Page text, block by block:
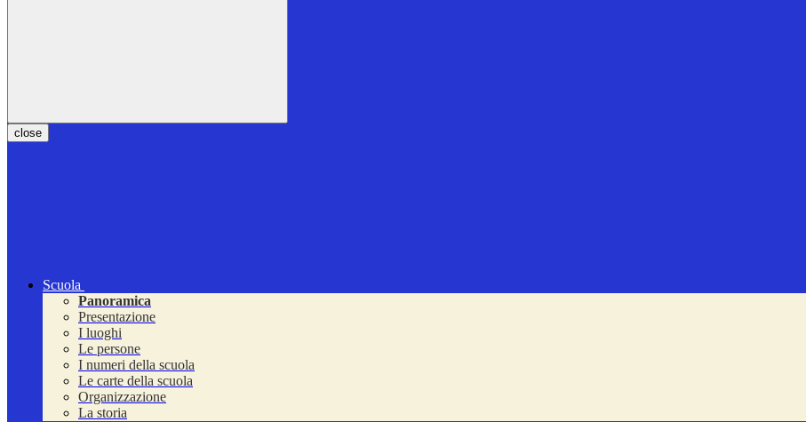
close
Scuola
Panoramica
Presentazione
I luoghi
Le persone
I numeri della scuola
Le carte della scuola
Organizzazione
La storia